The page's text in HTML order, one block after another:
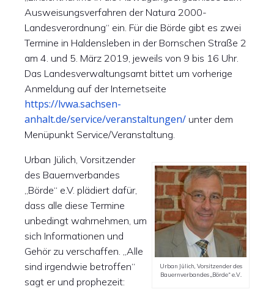
Ausweisungsverfahren der Natura 2000-
Landesverordnung“ ein. Für die Börde gibt es zwei
Termine in Haldensleben in der Bornschen Straße 2
am 4. und 5. März 2019, jeweils von 9 bis 16 Uhr.
Das Landesverwaltungsamt bittet um vorherige
Anmeldung auf der Internetseite
https://lvwa.sachsen-
anhalt.de/service/veranstaltungen/ unter dem
Menüpunkt Service/Veranstaltung.
Urban Jülich, Vorsitzender des
Bauernverbandes „Börde“ e.V.
Urban Jülich, Vorsitzender
des Bauernverbandes
„Börde“ e.V. plädiert dafür,
dass alle diese Termine
unbedingt wahrnehmen, um
sich Informationen und
Gehör zu verschaffen. „Alle
sind irgendwie betroffen“
sagt er und prophezeit: